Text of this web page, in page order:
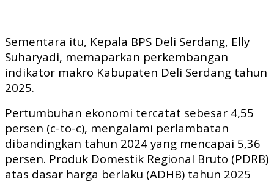
Sementara itu, Kepala BPS Deli Serdang, Elly
Suharyadi, memaparkan perkembangan
indikator makro Kabupaten Deli Serdang tahun
2025.
Pertumbuhan ekonomi tercatat sebesar 4,55
persen (c-to-c), mengalami perlambatan
dibandingkan tahun 2024 yang mencapai 5,36
persen. Produk Domestik Regional Bruto (PDRB)
atas dasar harga berlaku (ADHB) tahun 2025